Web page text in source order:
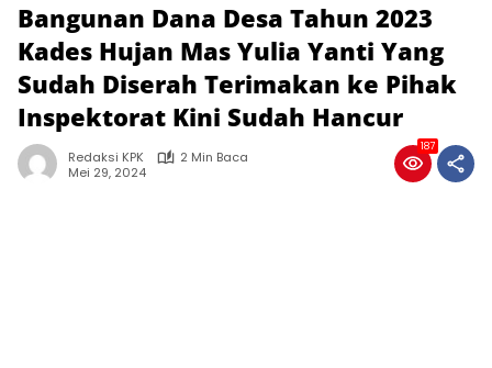
Bangunan Dana Desa Tahun 2023
Kades Hujan Mas Yulia Yanti Yang
Sudah Diserah Terimakan ke Pihak
Inspektorat Kini Sudah Hancur
Redaksi KPK
2 Min Baca
Mei 29, 2024
187